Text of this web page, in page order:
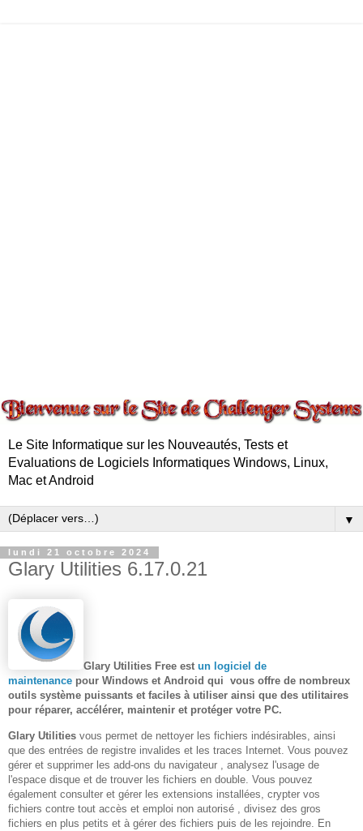
Le Site Informatique sur les Nouveautés, Tests et
Evaluations de Logiciels Informatiques Windows, Linux,
Mac et Android
▼
lundi 21 octobre 2024
Glary Utilities 6.17.0.21
Glary Utilities Free est un logiciel de
maintenance pour Windows et Android qui vous offre de nombreux
outils système puissants et faciles à utiliser ainsi que des utilitaires
pour réparer, accélérer, maintenir et protéger votre PC.
Glary Utilities vous permet de nettoyer les fichiers indésirables, ainsi
que des entrées de registre invalides et les traces Internet. Vous pouvez
gérer et supprimer les add-ons du navigateur , analysez l'usage de
l'espace disque et de trouver les fichiers en double. Vous pouvez
également consulter et gérer les extensions installées, crypter vos
fichiers contre tout accès et emploi non autorisé , divisez des gros
fichiers en plus petits et à gérer des fichiers puis de les rejoindre. En